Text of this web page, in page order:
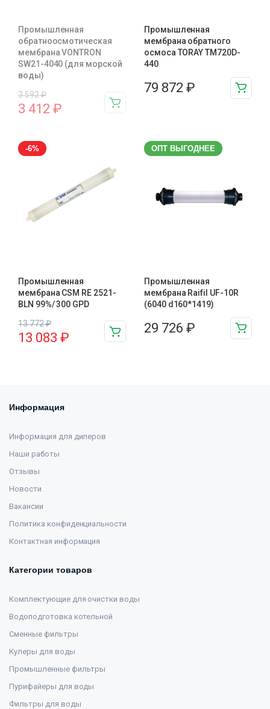
Промышленная
обратноосмотическая
мембрана VONTRON
SW21-4040 (для морской
воды)
3 592₽
3 412 ₽
Промышленная
мембрана обратного
осмоса TORAY TM720D-
440
79 872 ₽
-6%
Промышленная
мембрана CSM RE 2521-
BLN 99%/ 300 GPD
13 772₽
13 083 ₽
ОПТ ВЫГОДНЕЕ
Промышленная
мембрана Raifil UF-10R
(6040 d160*1419)
29 726 ₽
Информация
Информация для дилеров
Наши работы
Отзывы
Новости
Вакансии
Политика конфиденциальности
Контактная информация
Категории товаров
Комплектующие для очистки воды
Водоподготовка котельной
Сменные фильтры
Кулеры для воды
Промышленные фильтры
Пурифайеры для воды
Фильтры для воды